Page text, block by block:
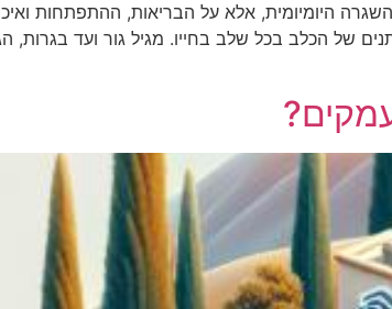
היומיומית, אלא על הבריאות, ההתפתחות
של הכלב בכל שלב בחייו. מגיל גור ועד בגרות,